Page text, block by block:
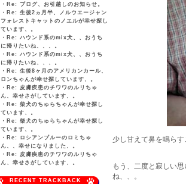
・ Re: ブログ、お引越しのお知らせ。
・ Re: 生後2ヵ月半、ノルウエージャン
フォレストキャットのノエルが幸せ探し
ています、。
・ Re: ハウンド系のmix犬、、おうち
に帰りたいね、、、。
・ Re: ハウンド系のmix犬、、おうち
に帰りたいね、、、。
・ Re: 生後8ヶ月のアメリカンカール、
ロンちゃんが幸せ探しています、。
・ Re: 皮膚疾患のチワワのルリちゃ
ん、幸せさがしています、。
・ Re: 柴犬のちゅらちゃんが幸せ探し
ています、。
・ Re: 柴犬のちゅらちゃんが幸せ探し
ています、。
・ Re: ロシアンブルーのロミちゃ
ん、、幸せになりました、。
・ Re: 皮膚疾患のチワワのルリちゃ
ん、幸せさがしています、。
RECENT TRACKBACK
少し甘えて鼻を鳴ら
もう、二度と寂しい
ね、、。